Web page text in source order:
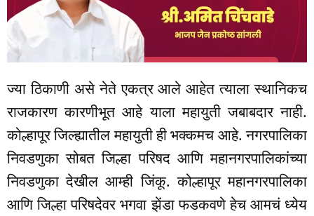
ज्या ठिकाणी असे नेते एकत्र आले आहेत त्याला स्थानिकच
राजकारण कारणीभूत आहे याला महायुती जबाबदार नाही.
कोल्हापूर जिल्ह्यातील महायुती ही भक्कमच आहे. नगरपालिका
निवडणुका सोबत जिल्हा परिषद आणि महानगरपालिकांच्या
निवडणुका देखील आम्ही जिंकू. कोल्हापूर महानगरपालिका
आणि जिल्हा परिषदेवर भगवा झेंडा फडकवणे हेच आमचं ध्येय